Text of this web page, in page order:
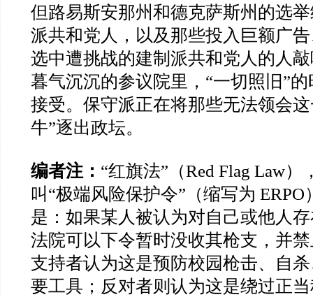
但路易斯安那州和德克萨斯州的选
派共和党人，以及那些投入巨额广
选中遭挑战的建制派共和党人的人
暮气沉沉的参议院里，“一切照旧”
接受。保守派正在将那些无法领会
牛”逐出政坛。
编者注： “红旗法”（Red Flag Law
叫“极端风险保护令”（缩写为
是：如果某人被认为对自己或他人
法院可以下令暂时没收其枪支，并
支持者认为这是预防校园枪击、自
要工具；反对者则认为这是绕过正